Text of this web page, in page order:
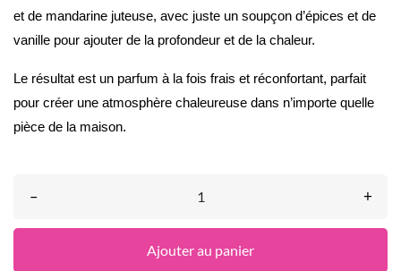
et de mandarine juteuse, avec juste un soupçon d’épices et de
vanille pour ajouter de la profondeur et de la chaleur.
Le résultat est un parfum à la fois frais et réconfortant, parfait
pour créer une atmosphère chaleureuse dans n’importe quelle
pièce de la maison.
– +
Ajouter au panier